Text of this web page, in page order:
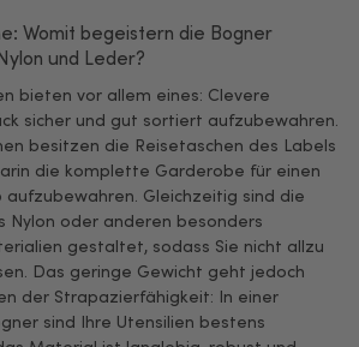
Womit begeistern die Bogner
und Leder?
bieten vor allem eines: Clevere
sicher und gut sortiert aufzubewahren.
besitzen die Reisetaschen des Labels
die komplette Garderobe für einen
Gleichzeitig sind die
Nylon oder anderen besonders
gestaltet, sodass Sie nicht allzu
Das geringe Gewicht geht jedoch
der Strapazierfähigkeit: In einer
sind Ihre Utensilien bestens